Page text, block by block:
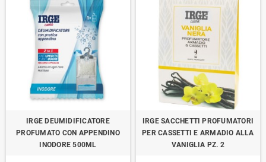
IRGE DEUMIDIFICATORE
PROFUMATO CON APPENDINO
INODORE 500ML
IRGE SACCHETTI PROFUMATORI
PER CASSETTI E ARMADIO ALLA
VANIGLIA PZ. 2